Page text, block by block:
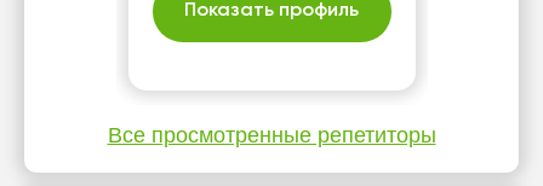
Показать профиль
Все просмотренные репетиторы